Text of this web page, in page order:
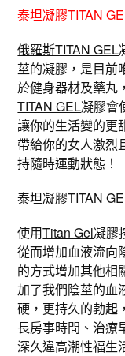
外
用
莖
增
大
增
粗
軟
膏
5
0
m
l
/
數
量
泰坦凝膠TITAN
俄羅斯TITAN GEL
莖的凝膠，是目前
於健身器材及藥丸
TITAN GEL凝膠會
讓你的生活變的更
帶給你的女人激烈
持隨時運動狀態！
泰坦凝膠TITAN
使用Titan Gel凝膠
從而增加血液流向
的方式增加其他相
加了我們陰莖的血
硬，更持久的勃起
長房事時間、治療
深久違高潮性福生